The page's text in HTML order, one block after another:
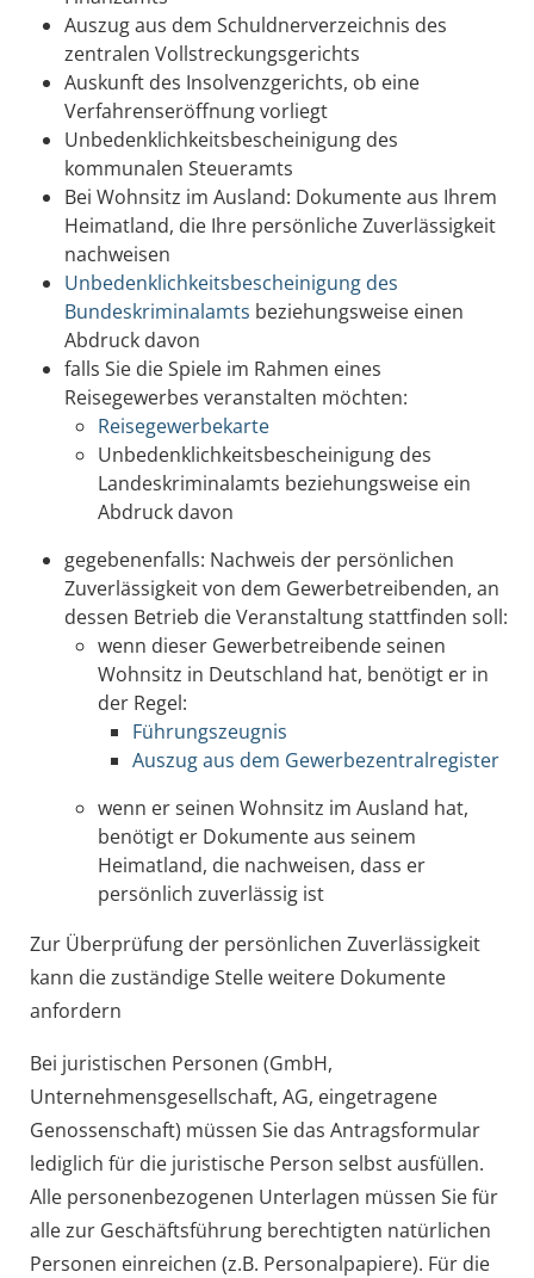
Auszug aus dem Schuldnerverzeichnis des
zentralen Vollstreckungsgerichts
Auskunft des Insolvenzgerichts, ob eine
Verfahrenseröffnung vorliegt
Unbedenklichkeitsbescheinigung des
kommunalen Steueramts
Bei Wohnsitz im Ausland: Dokumente aus Ihrem
Heimatland, die Ihre persönliche Zuverlässigkeit
nachweisen
Unbedenklichkeitsbescheinigung des
Bundeskriminalamts beziehungsweise einen
Abdruck davon
falls Sie die Spiele im Rahmen eines
Reisegewerbes veranstalten möchten:
Reisegewerbekarte
Unbedenklichkeitsbescheinigung des
Landeskriminalamts beziehungsweise ein
Abdruck davon
gegebenenfalls: Nachweis der persönlichen
Zuverlässigkeit von dem Gewerbetreibenden, an
dessen Betrieb die Veranstaltung stattfinden soll:
wenn dieser Gewerbetreibende seinen
Wohnsitz in Deutschland hat, benötigt er in
der Regel:
Führungszeugnis
Auszug aus dem Gewerbezentralregister
wenn er seinen Wohnsitz im Ausland hat,
benötigt er Dokumente aus seinem
Heimatland, die nachweisen, dass er
persönlich zuverlässig ist
Zur Überprüfung der persönlichen Zuverlässigkeit
kann die zuständige Stelle weitere Dokumente
anfordern
Bei juristischen Personen (GmbH,
Unternehmensgesellschaft, AG, eingetragene
Genossenschaft) müssen Sie das Antragsformular
lediglich für die juristische Person selbst ausfüllen.
Alle personenbezogenen Unterlagen müssen Sie für
alle zur Geschäftsführung berechtigten natürlichen
Personen einreichen (z.B. Personalpapiere). Für die